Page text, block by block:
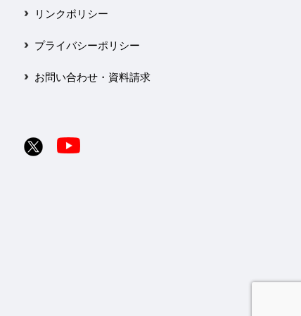
リンクポリシー
プライバシーポリシー
お問い合わせ・資料請求